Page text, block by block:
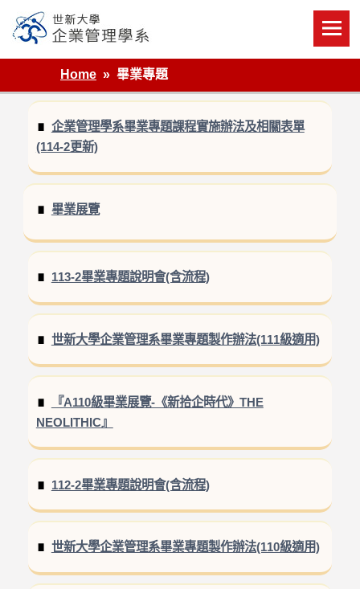
content
世新大學企業管理學系
Home
畢業專題
企業管理學系畢業專題課程實施辦法及相關表單
(114-2更新)
畢業展覽
113-2畢業專題說明會(含流程)
世新大學企業管理系畢業專題製作辦法(111級適用)
『A110級畢業展覽-《新拾企時代》THE
NEOLITHIC』
112-2畢業專題說明會(含流程)
世新大學企業管理系畢業專題製作辦法(110級適用)